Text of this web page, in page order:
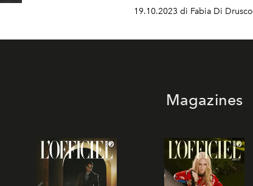
19.10.2023 di Fabia Di Drusco
Magazines